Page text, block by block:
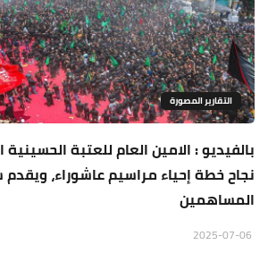
التقارير المصورة
بالفيديو : الامين العام للعتبة
نجاح خطة إحياء مراسيم عاشوراء،
المساهمين